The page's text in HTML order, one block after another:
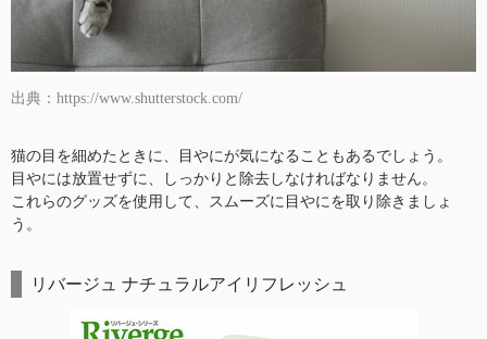
出典：https://www.shutterstock.com/
猫の目を細めたときに、目やにが気になることもあるでしょう。
目やには放置せずに、しっかりと除去しなければなりません。
これらのグッズを使用して、スムーズに目やにを取り除きましょ
う。
リバージュ ナチュラルアイリフレッシュ